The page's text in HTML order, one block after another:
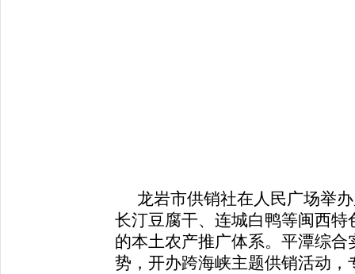
龙岩市供销社在人民广场举
长汀豆腐干、连城白鸭等闽西
的本土农产推广体系。平潭综
势，开办跨海峡主题供销活动